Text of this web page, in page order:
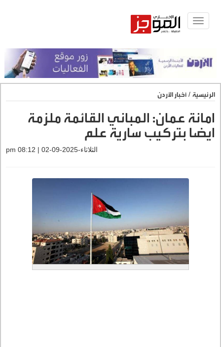
Toggle
الرئيسية / أخبار الأردن
امانة عمان: المباني القائمة ملزمة
ايضا بتركيب سارية علم
الثلاثاء-2025-09-02 | 08:12 pm